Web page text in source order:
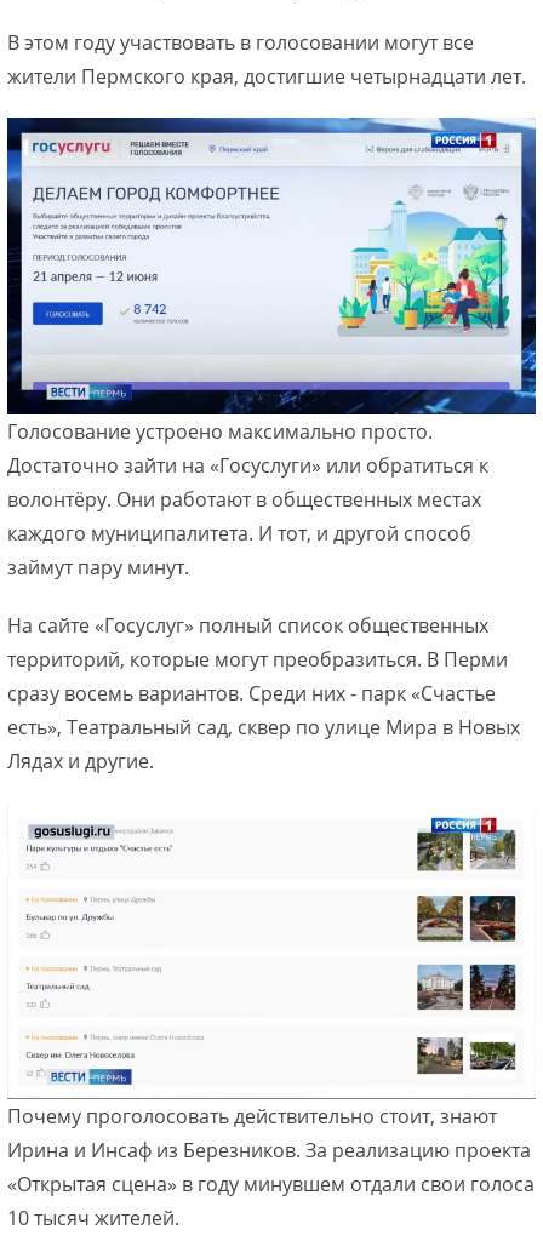
В этом году участвовать в голосовании могут все
жители Пермского края, достигшие четырнадцати лет.
Голосование устроено максимально просто.
Достаточно зайти на «Госуслуги» или обратиться к
волонтёру. Они работают в общественных местах
каждого муниципалитета. И тот, и другой способ
займут пару минут.
На сайте «Госуслуг» полный список общественных
территорий, которые могут преобразиться. В Перми
сразу восемь вариантов. Среди них - парк «Счастье
есть», Театральный сад, сквер по улице Мира в Новых
Лядах и другие.
Почему проголосовать действительно стоит, знают
Ирина и Инсаф из Березников. За реализацию проекта
«Открытая сцена» в году минувшем отдали свои голоса
10 тысяч жителей.